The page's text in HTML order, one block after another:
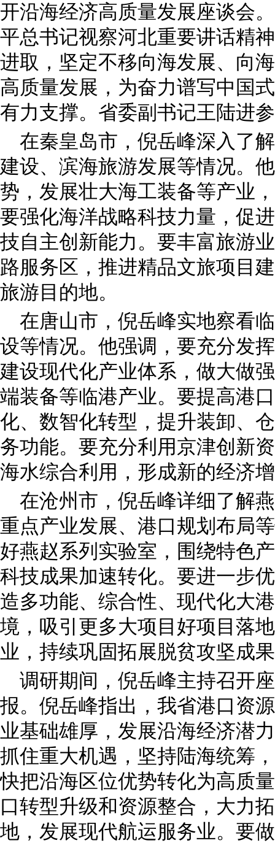
开沿海经济高质量发展座谈会
平总书记视察河北重要讲话精
进取，坚定不移向海发展、向
高质量发展，为奋力谱写中国
有力支撑。省委副书记王陆进
在秦皇岛市，倪岳峰深入了
建设、滨海旅游发展等情况。
势，发展壮大海工装备等产业
要强化海洋战略科技力量，促
技自主创新能力。要丰富旅游
路服务区，推进精品文旅项目
旅游目的地。
在唐山市，倪岳峰实地察看
设等情况。他强调，要充分发
建设现代化产业体系，做大做
端装备等临港产业。要提高港
化、数智化转型，提升装卸、
务功能。要充分利用京津创新
海水综合利用，形成新的经济
在沧州市，倪岳峰详细了解
重点产业发展、港口规划布局
好燕赵系列实验室，围绕特色
科技成果加速转化。要进一步
造多功能、综合性、现代化大
境，吸引更多大项目好项目落
业，持续巩固拓展脱贫攻坚成
调研期间，倪岳峰主持召开
报。倪岳峰指出，我省港口资
业基础雄厚，发展沿海经济潜
抓住重大机遇，坚持陆海统筹
快把沿海区位优势转化为高质
口转型升级和资源整合，大力
地，发展现代航运服务业。要